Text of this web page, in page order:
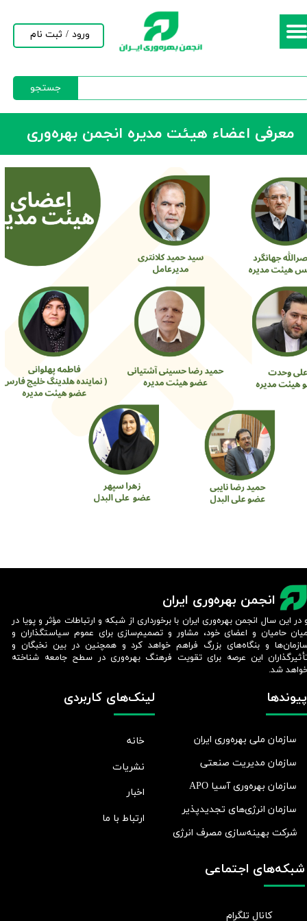
جستجو
ورود / ثبت نام
حساب کاربری من
خروج از حساب کاربری
معرفی اعضاء هیئت مدیره انجمن بهره‌وری
انجمن بهره‌وری ایران
لینک‌های کاربردی
خانه
نشریات
اخبار
ارتباط با ما
پیوندها
سازمان ملی بهره‌وری ایران
سازمان مدیریت صنعتی
سازمان بهره‌وری آسیا APO
سازمان انرژی‌های تجدیدپذیر
شرکت بهينه‌سازی مصرف انرژی
شبکه‌های اجتماعی
کانال تلگرام
در این سال انجمن بهره‌وری ایران با برخورداری از شبکه و ارتباطات مؤثر و پویا در
حامیان و اعضای خود، مشاور و تصمیم‌سازی برای عموم سیاستگذاران و
و بنگاه‌های بزرگ فراهم خواهد کرد و همچنین در بین نخبگان و
این عرصه برای تقویت فرهنگ بهره‌وری در سطح جامعه شناخته
شد.​​​​​​​